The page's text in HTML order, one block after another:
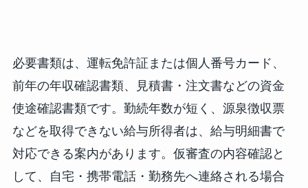
必要書類は、運転免許証または個人番号カード、
前年の年収確認書類、見積書・注文書などの資金
使途確認書類です。勤続年数が短く、源泉徴収票
などを取得できない給与所得者は、給与明細書で
対応できる案内があります。仮審査の内容確認と
して、自宅・携帯電話・勤務先へ連絡される場合